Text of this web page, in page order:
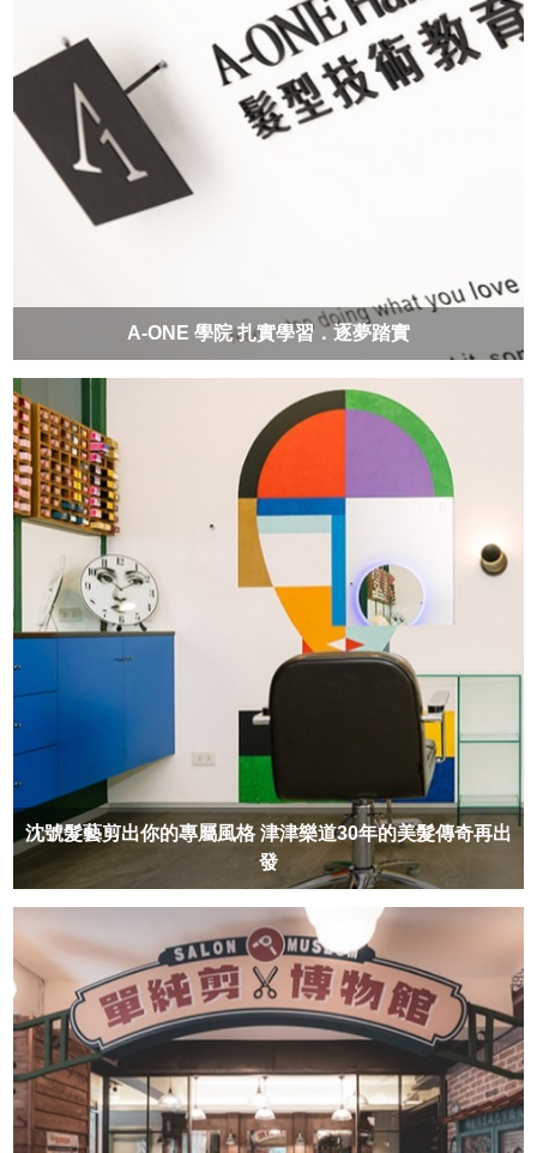
A-ONE 學院 扎實學習．逐夢踏實
沈號髮藝剪出你的專屬風格 津津樂道30年的美髮傳奇再出
發